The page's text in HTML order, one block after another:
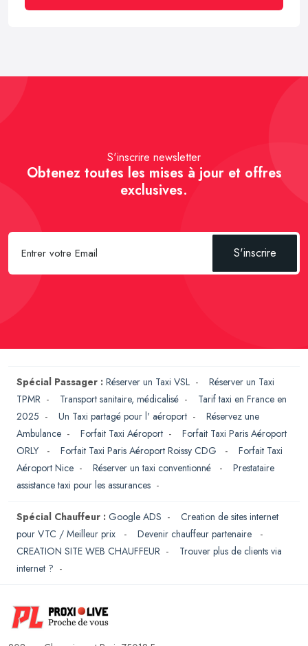
S'inscrire newsletter
Obtenez toutes les mises à jour et offres
exclusives.
S'inscrire
Spécial Passager : Réserver un Taxi VSL - Réserver un Taxi
TPMR - Transport sanitaire, médicalisé - Tarif taxi en France en
2025 - Un Taxi partagé pour l' aéroport - Réservez une
Ambulance - Forfait Taxi Aéroport - Forfait Taxi Paris Aéroport
ORLY
- Forfait Taxi Paris Aéroport Roissy CDG - Forfait Taxi
Aéroport Nice - Réserver un taxi conventionné - Prestataire
assistance taxi pour les assurances -
Spécial Chauffeur : Google ADS - Creation de sites internet
pour VTC / Meilleur prix
- Devenir chauffeur partenaire
-
CREATION SITE WEB CHAUFFEUR - Trouver plus de clients via
internet ? -